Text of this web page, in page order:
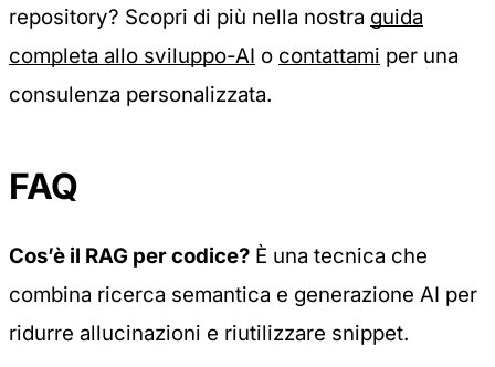
repository? Scopri di più nella nostra guida
completa allo sviluppo-AI o contattami per una
consulenza personalizzata.
FAQ
Cos’è il RAG per codice? È una tecnica che
combina ricerca semantica e generazione AI per
ridurre allucinazioni e riutilizzare snippet.